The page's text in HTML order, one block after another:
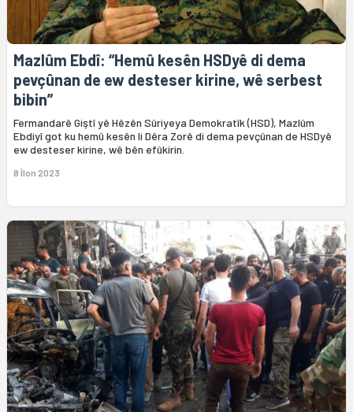
Mazlûm Ebdî: “Hemû kesên HSDyê di dema
pevçûnan de ew desteser kirine, wê serbest
bibin”
Fermandarê Giştî yê Hêzên Sûriyeya Demokratîk (HSD), Mazlûm
Ebdiyî got ku hemû kesên li Dêra Zorê di dema pevçûnan de HSDyê
ew desteser kirine, wê bên efûkirin.
8 Îlon 2023